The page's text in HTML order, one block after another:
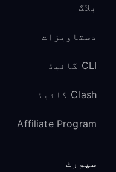
بلاگ
دستاویزات
CLI گائیڈ
Clash گائیڈ
Affiliate Program
سپورٹ